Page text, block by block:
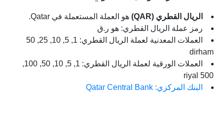
الريال القطري (QAR)
هو العملة المستعملة في Qatar.
رمز عملة الريال القطري: هو ر.ق
العملات المعدنية لعملة الريال القطري: 1, 5, 10, 25, 50
dirham
العملات الورقية لعملة الريال القطري: 1, 5, 10, 50, 100,
500 riyal
البنك المركزي: Qatar Central Bank